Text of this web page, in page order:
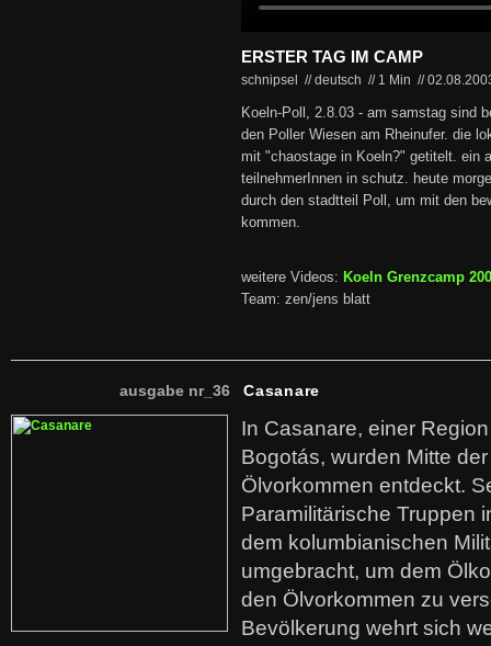
ERSTER TAG IM CAMP
schnipsel // deutsch // 1 Min //
Koeln-Poll, 2.8.03 - am samstag sind
den Poller Wiesen am Rheinufer. die
mit "chaostage in Koeln?" getitelt. ein
teilnehmerInnen in schutz. heute
durch den stadtteil Poll, um mit den
kommen.
weitere Videos: Koeln Grenzcamp
Team: zen/jens blatt
ausgabe nr_36 Casanare
In Casanare, einer
Bogotás, wurden Mitte
Ölvorkommen entdeckt.
Paramilitärische Truppen
dem kolumbianischen
umgebracht, um dem
den Ölvorkommen zu
Bevölkerung wehrt sich